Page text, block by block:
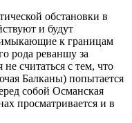
обстановки в
и будут
к границам
рода реваншу за
считаться с тем, что
Балканы) попытается
собой Османская
просматривается и в